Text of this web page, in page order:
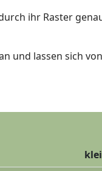
ihr Raster
und lassen sich